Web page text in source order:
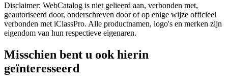
Disclaimer: WebCatalog is niet gelieerd aan, verbonden met,
geautoriseerd door, onderschreven door of op enige wijze officieel
verbonden met iClassPro. Alle productnamen, logo's en merken zijn
eigendom van hun respectieve eigenaren.
Misschien bent u ook hierin
geïnteresseerd